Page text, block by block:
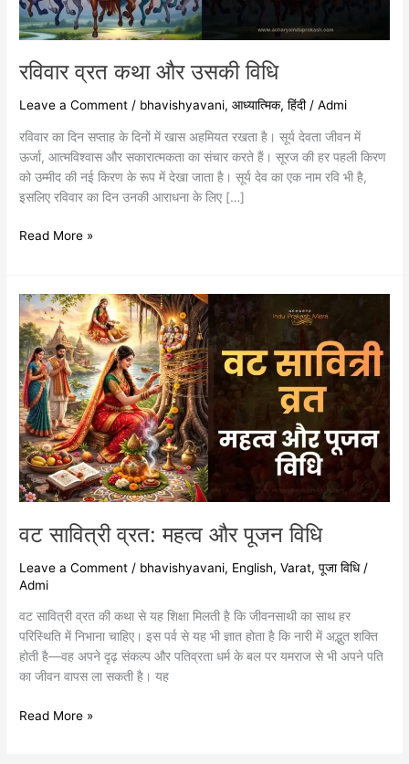
रविवार व्रत कथा और उसकी विधि
Leave a Comment / bhavishyavani,आध्यात्मिक,हिंदी/Admi
रविवार का दिन सप्ताह के दिनों में खास अहमियत रखता है। सूर्य देवता जीवन में
ऊर्जा, आत्मविश्वास और सकारात्मकता का संचार करते हैं। सूरज की हर पहली किरण
को उम्मीद की नई किरण के रूप में देखा जाता है। सूर्य देव का एक नाम रवि भी है,
इसलिए रविवार का दिन उनकी आराधना के लिए […]
Read More »
वट सावित्री व्रत: महत्व और पूजन विधि
Leave a Comment / bhavishyavani, English,Varat,पूजा विधि/
Admi
वट सावित्री व्रत की कथा से यह शिक्षा मिलती है कि जीवनसाथी का साथ हर
परिस्थिति में निभाना चाहिए। इस पर्व से यह भी ज्ञात होता है कि नारी में अद्भुत शक्ति
होती है—वह अपने दृढ़ संकल्प और पतिव्रता धर्म के बल पर यमराज से भी अपने पति
का जीवन वापस ला सकती है। यह
वट
सावित्री
व्रत:
महत्व
और
पूजन
विधि
Read More »